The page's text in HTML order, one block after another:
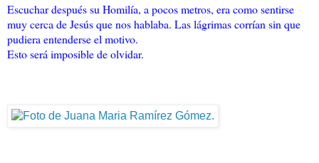
Escuchar después su Homilía, a pocos metros, era como sentirse
muy cerca de Jesús que nos hablaba. Las lágrimas corrían sin que
pudiera entenderse el motivo.
Esto será imposible de olvidar.